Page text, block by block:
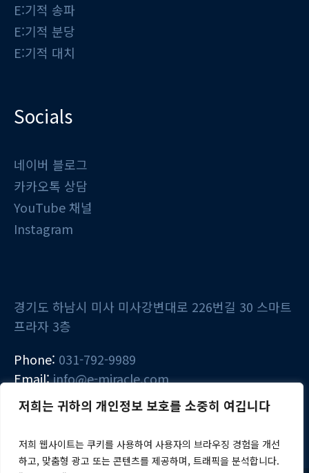
저희는 귀하의 개인정보 보호를 소중히 여깁니다
저희 웹사이트는 쿠키를 사용하여 사용자의 브라우징 경험을 개선
하고, 맞춤형 광고 또는 콘텐츠를 제공하며, 트래픽을 분석합니다.
E:기적 송파
E:기적 분당
E:기적 대치
Socials
네이버 블로그
카카오톡 상담
YouTube 채널
Instagram
경기도 하남시 미사 미사강변대로 226번길 30 스마트
프라자 3층
Phone: 031-792-9989
Email:info@e-miracle.com